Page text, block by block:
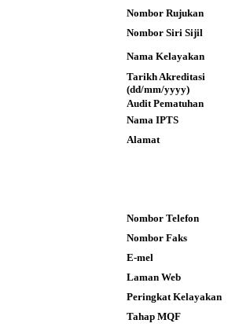
Nombor Rujukan
Nombor Siri Sijil
Nama Kelayakan
Tarikh Akreditasi
(dd/mm/yyyy)
Audit Pematuhan
Nama IPTS
Alamat
Nombor Telefon
Nombor Faks
E-mel
Laman Web
Peringkat Kelayakan
Tahap MQF